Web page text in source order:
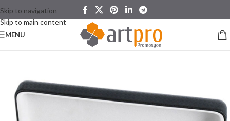
Skip to navigation
Skip to main content
MENU